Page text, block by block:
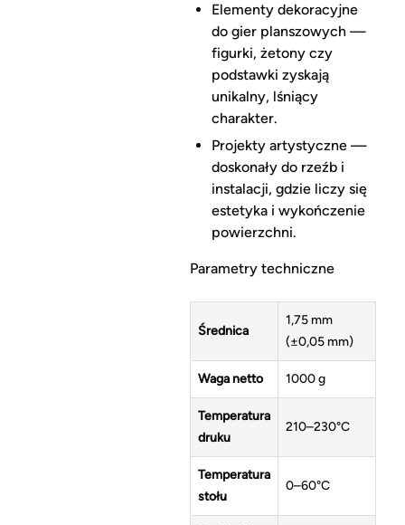
Elementy dekoracyjne
do gier planszowych —
figurki, żetony czy
podstawki zyskają
unikalny, lśniący
charakter.
Projekty artystyczne —
doskonały do rzeźb i
instalacji, gdzie liczy się
estetyka i wykończenie
powierzchni.
Parametry techniczne
Średnica
1,75 mm
(±0,05 mm)
Waga netto 1000 g
Temperatura
druku
210–230°C
Temperatura
stołu
0–60°C